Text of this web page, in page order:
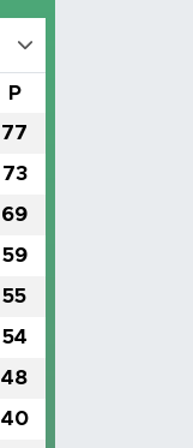
P
77
73
69
59
55
54
48
40